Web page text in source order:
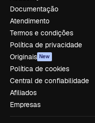
Documentação
Atendimento
Termos e condições
Política de privacidade
Originais New
Política de cookies
Central de confiabilidade
Afiliados
Empresas